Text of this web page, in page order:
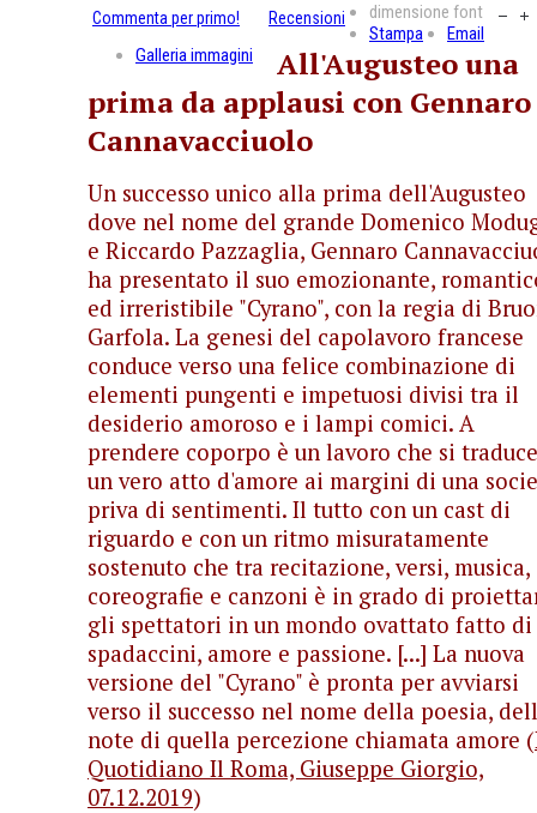
Commenta per primo! Recensioni
dimensione font
Stampa
Email
Galleria immagini
All'Augusteo una
prima da applausi con Gennaro
Cannavacciuolo
Un successo unico alla prima dell'Augusteo
dove nel nome del grande Domenico
e Riccardo Pazzaglia, Gennaro
ha presentato il suo emozionante,
ed irreristibile "Cyrano", con la regia di
Garfola. La genesi del capolavoro francese
conduce verso una felice combinazione di
elementi pungenti e impetuosi divisi tra il
desiderio amoroso e i lampi comici. A
prendere coporpo è un lavoro che si
un vero atto d'amore ai margini di una
priva di sentimenti. Il tutto con un cast di
riguardo e con un ritmo misuratamente
sostenuto che tra recitazione, versi, musica,
coreografie e canzoni è in grado di
gli spettatori in un mondo ovattato fatto di
spadaccini, amore e passione. [...] La nuova
versione del "Cyrano" è pronta per avviarsi
verso il successo nel nome della poesia,
note di quella percezione chiamata amore (
Quotidiano Il Roma, Giuseppe Giorgio,
07.12.2019)